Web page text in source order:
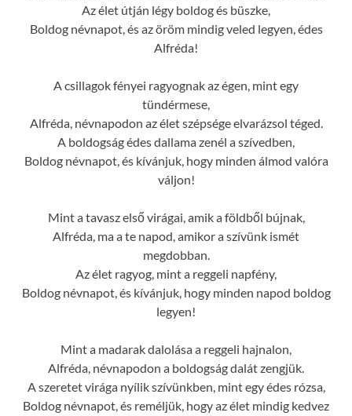
Az élet útján légy boldog és büszke,
Boldog névnapot, és az öröm mindig veled legyen, édes
Alfréda!
A csillagok fényei ragyognak az égen, mint egy
tündérmese,
Alfréda, névnapodon az élet szépsége elvarázsol téged.
A boldogság édes dallama zenél a szívedben,
Boldog névnapot, és kívánjuk, hogy minden álmod valóra
váljon!
Mint a tavasz első virágai, amik a földből bújnak,
Alfréda, ma a te napod, amikor a szívünk ismét
megdobban.
Az élet ragyog, mint a reggeli napfény,
Boldog névnapot, és kívánjuk, hogy minden napod boldog
legyen!
Mint a madarak dalolása a reggeli hajnalon,
Alfréda, névnapodon a boldogság dalát zengjük.
A szeretet virága nyílik szívünkben, mint egy édes rózsa,
Boldog névnapot, és reméljük, hogy az élet mindig kedvez